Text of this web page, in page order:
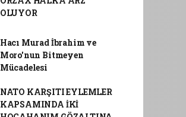
OLUYOR
Hacı Murad İbrahim ve
Moro'nun Bitmeyen
Mücadelesi
NATO KARŞITI EYLEMLER
KAPSAMINDA İKİ